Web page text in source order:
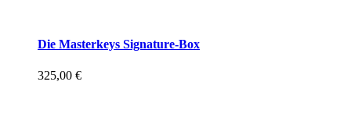
Die Masterkeys Signature-Box
325,00 €